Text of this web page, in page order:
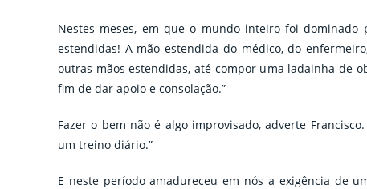
Nestes meses, em que o mundo inteiro foi
estendidas! A mão estendida do médico, do
outras mãos estendidas, até compor uma ladainha de
fim de dar apoio e consolação.”
Fazer o bem não é algo improvisado, adverte
um treino diário.”
E neste período amadureceu em nós a exigência de